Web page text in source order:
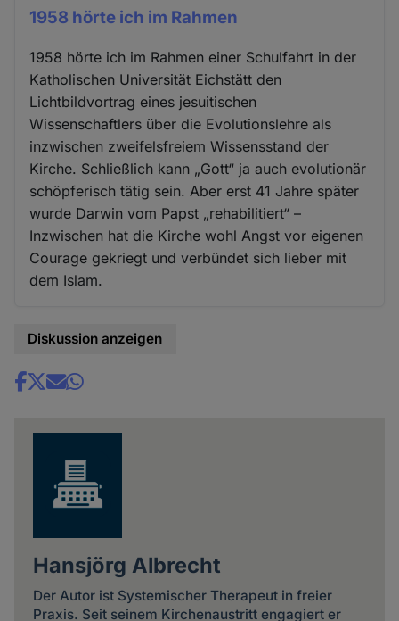
1958 hörte ich im Rahmen
1958 hörte ich im Rahmen einer Schulfahrt in der
Katholischen Universität Eichstätt den
Lichtbildvortrag eines jesuitischen
Wissenschaftlers über die Evolutionslehre als
inzwischen zweifelsfreiem Wissensstand der
Kirche. Schließlich kann „Gott“ ja auch evolutionär
schöpferisch tätig sein. Aber erst 41 Jahre später
wurde Darwin vom Papst „rehabilitiert“ –
Inzwischen hat die Kirche wohl Angst vor eigenen
Courage gekriegt und verbündet sich lieber mit
dem Islam.
Diskussion anzeigen
Share
Hansjörg Albrecht
Der Autor ist Systemischer Therapeut in freier
Praxis. Seit seinem Kirchenaustritt engagiert er